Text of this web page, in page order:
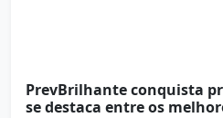
PrevBrilhante conquista
se destaca entre os